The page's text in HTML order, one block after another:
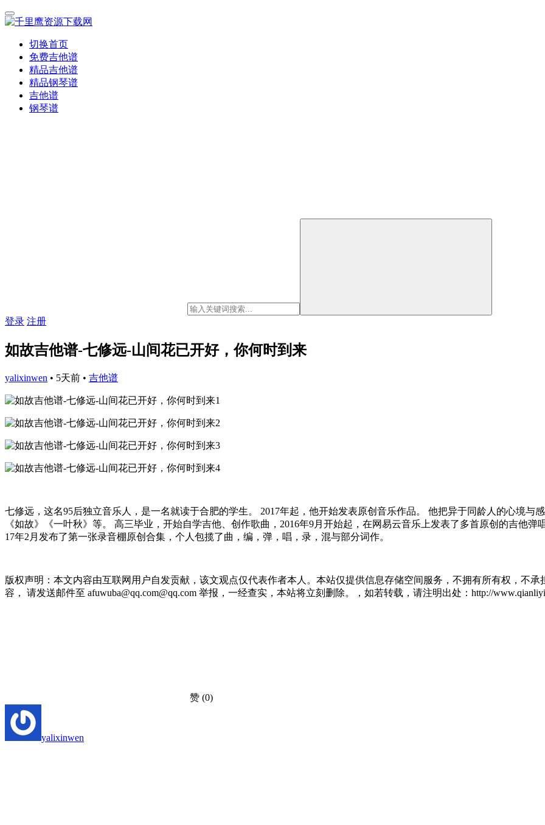
切换首页
免费吉他谱
精品吉他谱
精品钢琴谱
吉他谱
钢琴谱
登录 注册
如故吉他谱-七修远-山间花已开好，你何时到来
yalixinwen • 5天前 • 吉他谱
七修远，这名95后独立音乐人，是一名就读于合肥的学生。 2017年起，他开始发表原创音乐作品。 他把异于同龄人的心境与
《如故》《一叶秋》等。 高三毕业，开始自学吉他、创作歌曲，2016年9月开始起，在网易云音乐上发表了多首原创的吉他
17年2月发布了第一张录音棚原创合集，个人包揽了曲，编，弹，唱，录，混与部分词作。
版权声明：本文内容由互联网用户自发贡献，该文观点仅代表作者本人。本站仅提供信息存储空间服务，不拥有所有权，不
容， 请发送邮件至 afuwuba@qq.com@qq.com 举报，一经查实，本站将立刻删除。，如若转载，请注明出处：http://
赞 (0)
yalixinwen